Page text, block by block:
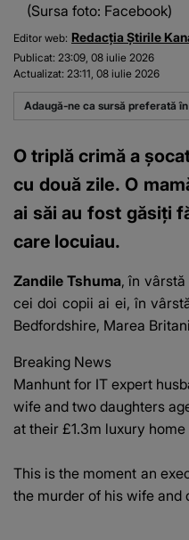
(Sursa foto: Facebook)
Editor web: Redacția Știrile
Publicat: 23:09, 08 iulie 2026
Actualizat: 23:11, 08 iulie 2026
Adaugă-ne ca sursă preferată
O triplă crimă a
cu două zile. O
ai săi au fost găsiți
care locuiau.
Zandile Tshuma, în
cei doi copii ai ei, în
Bedfordshire, Marea
Breaking News
Manhunt for IT expert
wife and two daughters
at their £1.3m luxury home
This is the moment an
the murder of his wife and